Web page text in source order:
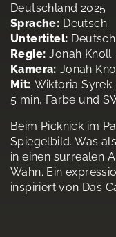
Deutschland 2025
Sprache: Deutsch
Untertitel: Deutsch
Regie: Jonah Knoll
Kamera: Jonah
Mit: Wiktoria Syrek
5 min, Farbe und
Beim Picknick im
Spiegelbild. Was
in einen surrealen
Wahn. Ein
inspiriert von Das